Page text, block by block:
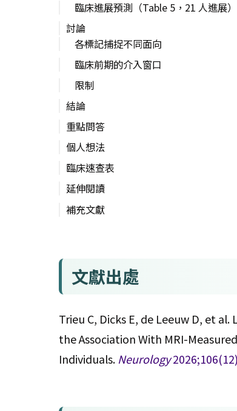
臨床進展預測（Table 5，21 人進展）
討論
各標記捕捉不同面向
臨床前期的介入窗口
限制
結論
重點問答
個人想法
臨床速查表
延伸閱讀
補充文獻
文獻出處
Trieu C, Dicks E, de Leeuw D, et
the Association With MRI-
Individuals. Neurology